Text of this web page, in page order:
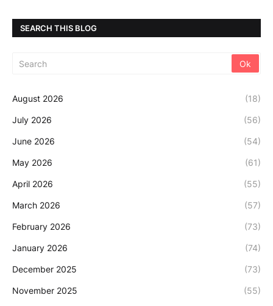
SEARCH THIS BLOG
August 2026 (18)
July 2026 (56)
June 2026 (54)
May 2026 (61)
April 2026 (55)
March 2026 (57)
February 2026 (73)
January 2026 (74)
December 2025 (73)
November 2025 (55)